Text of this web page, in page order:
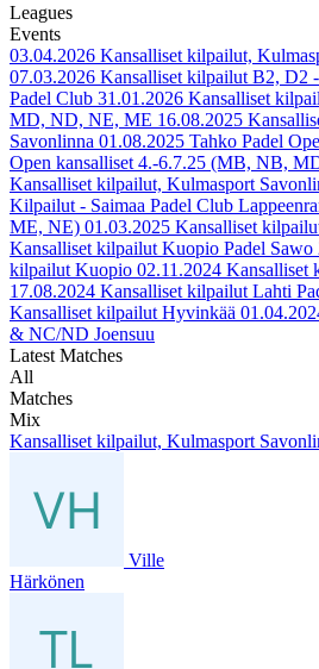
Leagues
Events
03.04.2026 Kansalliset kilpailut,
07.03.2026 Kansalliset kilpailut B2, D2
Padel Club 31.01.2026 Kansalliset
MD, ND, NE, ME 16.08.2025
Savonlinna 01.08.2025 Tahko Padel
Open kansalliset 4.-6.7.25 (MB, NB,
Kansalliset kilpailut, Kulmasport
Kilpailut - Saimaa Padel Club
ME, NE) 01.03.2025 Kansalliset
Kansalliset kilpailut Kuopio Padel Sawo
kilpailut Kuopio 02.11.2024 Kansalliset
17.08.2024 Kansalliset kilpailut Lahti
Kansalliset kilpailut Hyvinkää
& NC/ND Joensuu
Latest Matches
All
Matches
Mix
Kansalliset kilpailut, Kulmasport
Ville
Härkönen